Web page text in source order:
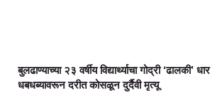
बुलढाण्याच्या २३ वर्षीय विद्यार्थ्याचा गोद्री ‘ढालकी’ धार
धबधब्यावरून दरीत कोसळून दुर्दैवी मृत्यू